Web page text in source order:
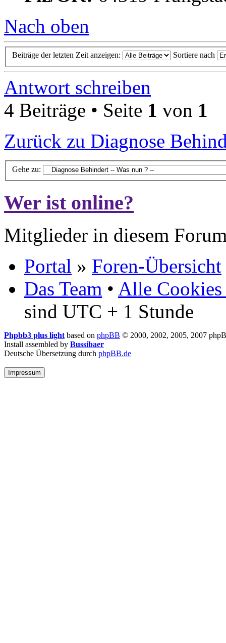
Nach oben
Beiträge der letzten Zeit anzeigen: Sortiere nach
Antwort schreiben
4 Beiträge • Seite 1 von 1
Zurück zu Diagnose
Gehe zu:
Wer ist online?
Mitglieder in diesem
Portal » Foren-Übersicht
Das Team • Alle Cookies
sind UTC + 1 Stunde
Phpbb3 plus light based on phpBB © 2000, 2002, 2005, 2007
Install assembled by Bussibaer
Deutsche Übersetzung durch phpBB.de